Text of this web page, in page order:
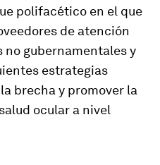
polifacético en el que
de atención
no gubernamentales y
estrategias
brecha y promover la
ocular a nivel